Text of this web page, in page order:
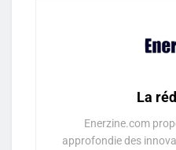
La
Enerzine.com
approfondie des